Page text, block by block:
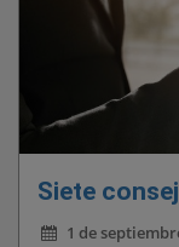
Siete
1 de